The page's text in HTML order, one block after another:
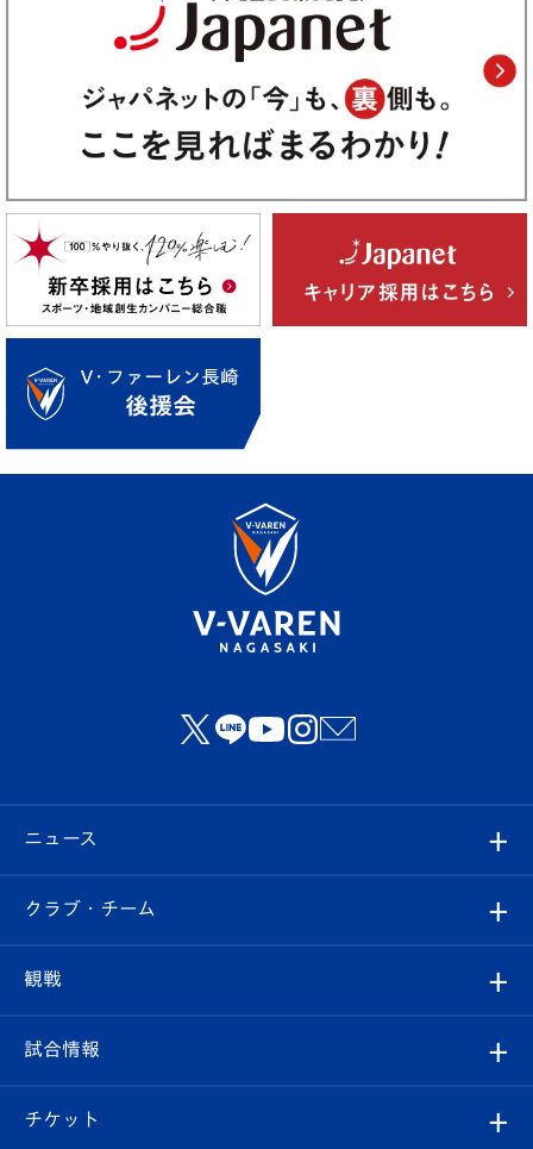
ニュース
すべて
クラブ
試合情報
クラブ・チーム
クラブ概要
観戦
観戦ルール
試合情報
試合日程/結果
チケット